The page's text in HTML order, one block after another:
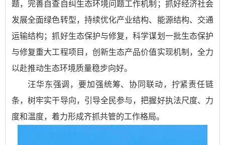
题，完善自查自纠生态环境问题工作机制；抓好经济社会
发展全面绿色转型，持续优化产业结构、能源结构、交通
运输结构；抓好生态保护与修复，科学谋划一批生态保护
与修复重大工程项目，创新生态产品价值实现机制，全力
以赴推动生态环境质量稳步向好。
汪华东强调，要加强统筹、协同联动，拧紧责任链
条，树牢实干导向，引导全民参与，把握好执法尺度、力
度和温度，着力形成齐抓共管的工作格局。